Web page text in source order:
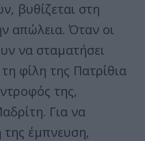
βυθίζεται στη
απώλεια. Όταν οι
να σταματήσει
φίλη της Πατρίθια
της,
Για να
της έμπνευση,